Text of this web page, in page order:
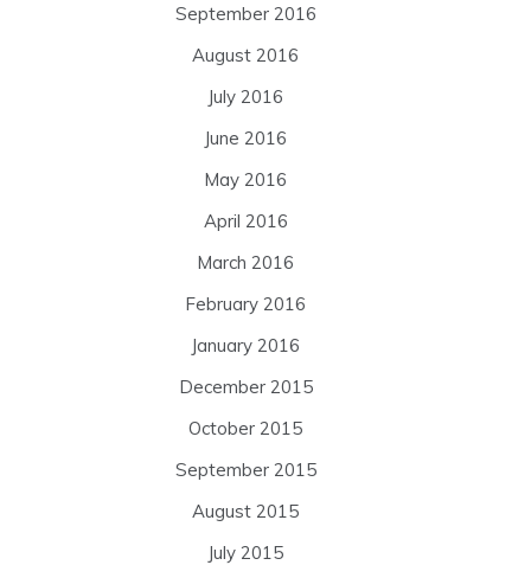
September 2016
August 2016
July 2016
June 2016
May 2016
April 2016
March 2016
February 2016
January 2016
December 2015
October 2015
September 2015
August 2015
July 2015